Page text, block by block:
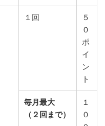
１回
５
０
ポ
イ
ン
ト
毎月最大
（２回まで）
１
０